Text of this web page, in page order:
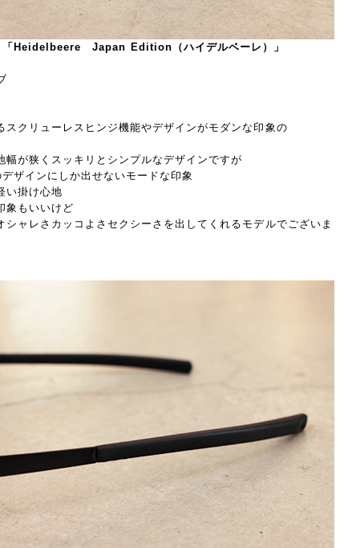
「Heidelbeere Japan Edition（ハイデルベーレ）」
スクリューレスヒンジ機能やデザインがモダンな印象の
幅が狭くスッキリとシンプルなデザインですが
ザインにしか出せないモードな印象
い掛け心地
象もいいけど
ャレさカッコよさセクシーさを出してくれるモデルでございま